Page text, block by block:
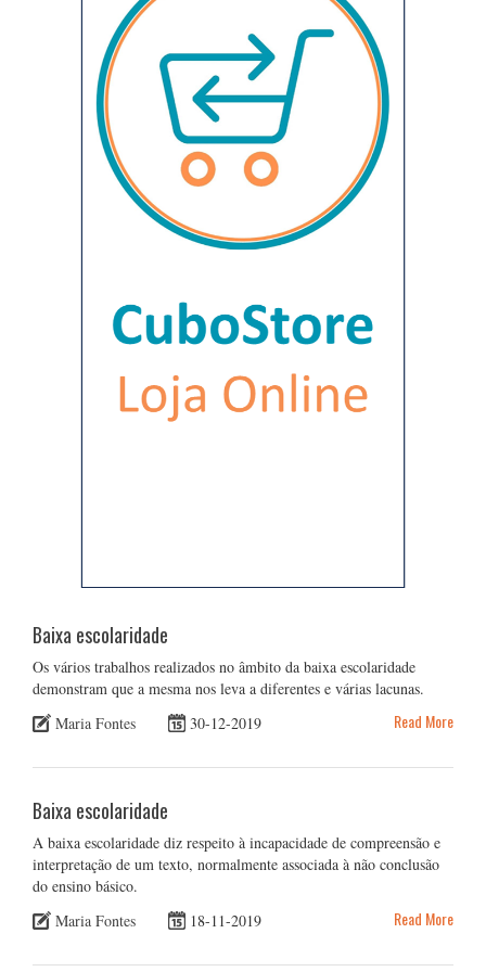
Baixa escolaridade
Os vários trabalhos realizados no âmbito da baixa escolaridade
demonstram que a mesma nos leva a diferentes e várias lacunas.
Maria Fontes
30-12-2019 Read More
Baixa escolaridade
A baixa escolaridade diz respeito à incapacidade de compreensão e
interpretação de um texto, normalmente associada à não conclusão
do ensino básico.
Maria Fontes
18-11-2019 Read More